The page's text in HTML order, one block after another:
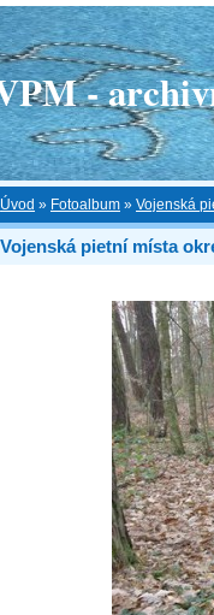
-
Úvod » Fotoalbum » Vojenská
Vojenská pietní místa